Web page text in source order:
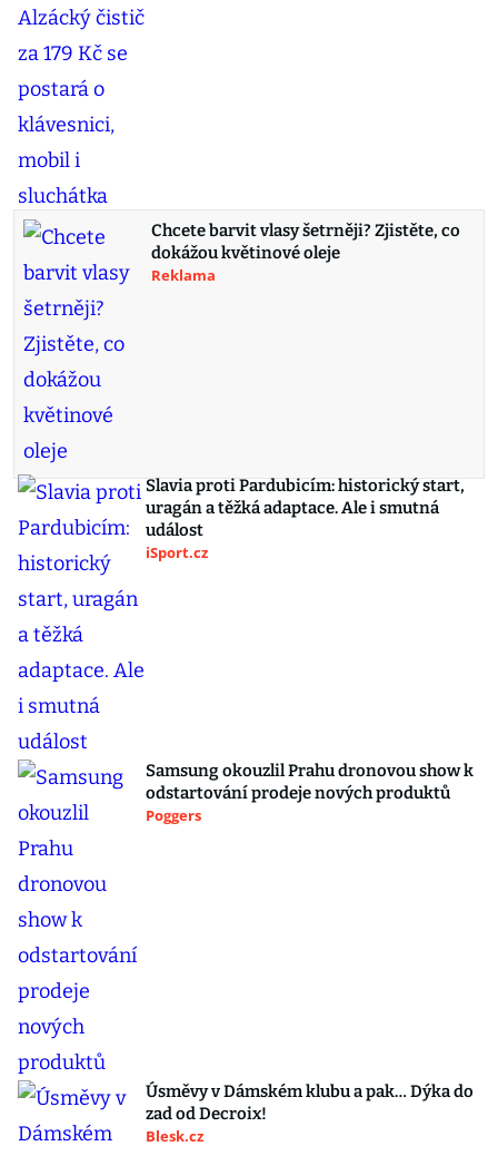
Chcete barvit vlasy šetrněji? Zjistěte, co
dokážou květinové oleje
Reklama
Slavia proti Pardubicím: historický start,
uragán a těžká adaptace. Ale i smutná
událost
iSport.cz
Samsung okouzlil Prahu dronovou show k
odstartování prodeje nových produktů
Poggers
Úsměvy v Dámském klubu a pak… Dýka do
zad od Decroix!
Blesk.cz